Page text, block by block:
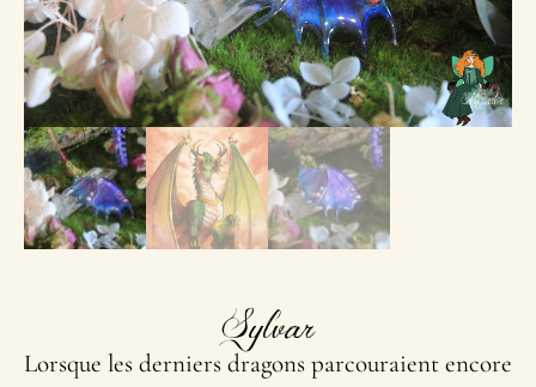
Sylvar
Lorsque les derniers dragons parcouraient encore